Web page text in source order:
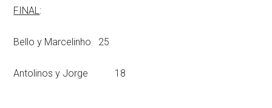
FINAL:
Bello y Marcelinho 25
Antolinos y Jorge 18